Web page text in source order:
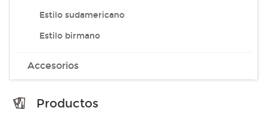
Estilo sudamericano
Estilo birmano
Accesorios
Productos